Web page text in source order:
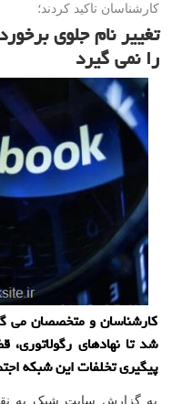
كارشناسان تاكید كردند؛
تغییر نام جلوی
را نمی گیرد
کارشناسان و متخصصان می
شد تا نهادهای رگولاتوری،
پیگیری تخلفات این شبکه
به گزارش سایت شیک به